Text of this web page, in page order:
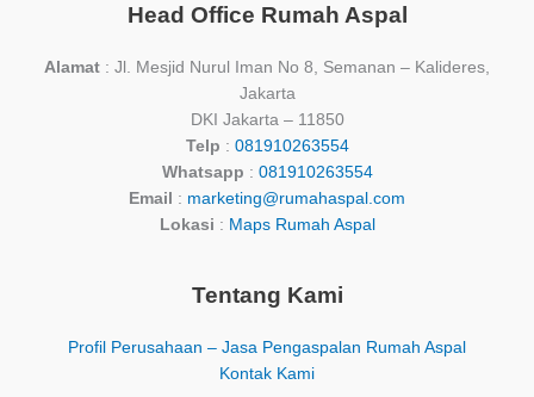
Head Office Rumah Aspal
Alamat : Jl. Mesjid Nurul Iman No 8, Semanan – Kalideres,
Jakarta
DKI Jakarta – 11850
Telp : 081910263554
Whatsapp : 081910263554
Email
: marketing@rumahaspal.com
Lokasi : Maps Rumah Aspal
Tentang Kami
Profil Perusahaan – Jasa Pengaspalan Rumah Aspal
Kontak Kami